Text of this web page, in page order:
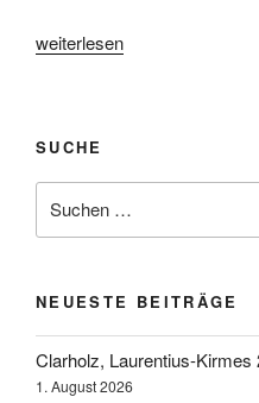
„Groningen
weiterlesen
SUCHE
nach:
NEUESTE BEITRÄGE
Clarholz, Laurentius-Kirmes
1. August 2026